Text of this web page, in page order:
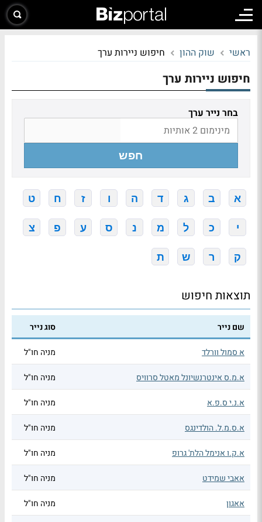
ראשי שוק ההון חיפוש ניירות ערך
חיפוש ניירות ערך
בחר נייר ערך
חפש
א ב ג ד ה ו ז ח ט
י כ ל מ נ ס ע פ צ
ק ר ש ת
תוצאות חיפוש
שם נייר סוג נייר
א סמול וורלד מניה חו"ל
א.מ.ס אינטרנשיונל מאטל סרוויס מניה חו"ל
א.נ.י ס.פ.א מניה חו"ל
א.ס.מ.ל. הולדינגס מניה חו"ל
א.ק.ו אנימל הלת' גרופ מניה חו"ל
אאבי שמידט מניה חו"ל
אאגון מניה חו"ל